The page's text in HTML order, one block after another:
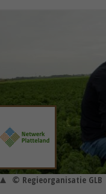
© Regieorganisatie GLB